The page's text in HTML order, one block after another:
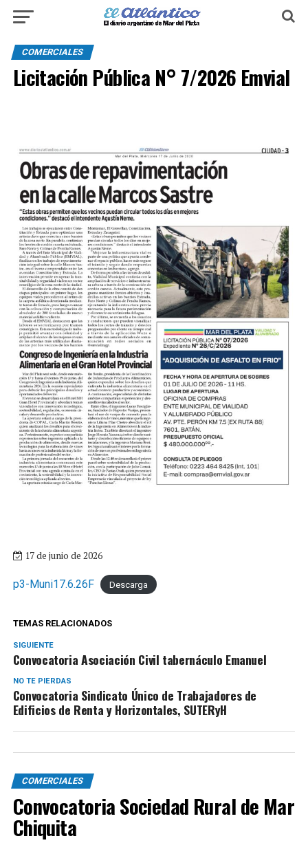
COMERCIALES
Licitación Pública N° 7/2026 Emvial
17 de junio de 2026
p3-Muni17.6.26F Descarga
TEMAS RELACIONADOS
SIGUIENTE
Convocatoria Asociación Civil tabernáculo Emanuel
NO TE PIERDAS
Convocatoria Sindicato Único de Trabajadores de
Edificios de Renta y Horizontales, SUTERyH
COMERCIALES
Convocatoria Sociedad Rural de Mar
Chiquita